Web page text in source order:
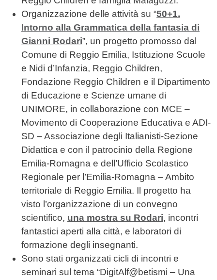
Organizzazione delle attività su “50+1.
Intorno alla Grammatica della fantasia di
Gianni Rodari”, un progetto promosso dal
Comune di Reggio Emilia, Istituzione Scuole
e Nidi d’Infanzia, Reggio Children,
Fondazione Reggio Children e il Dipartimento
di Educazione e Scienze umane di
UNIMORE, in collaborazione con MCE –
Movimento di Cooperazione Educativa e ADI-
SD – Associazione degli Italianisti-Sezione
Didattica e con il patrocinio della Regione
Emilia-Romagna e dell’Ufficio Scolastico
Regionale per l’Emilia-Romagna – Ambito
territoriale di Reggio Emilia. Il progetto ha
visto l’organizzazione di un convegno
scientifico, una mostra su Rodari, incontri
fantastici aperti alla città, e laboratori di
formazione degli insegnanti.
Sono stati organizzati cicli di incontri e
seminari sul tema “DigitAlf@betismi – Una